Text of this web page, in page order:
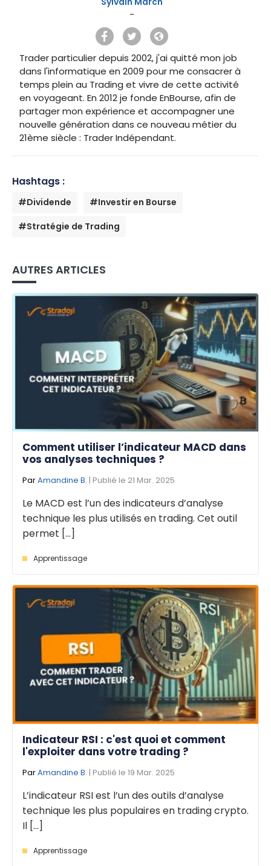
-
Trader particulier depuis 2002, j'ai quitté mon job
dans l'informatique en 2009 pour me consacrer à
temps plein au Trading et vivre de cette activité
en voyageant. En 2012 je fonde EnBourse, afin de
partager mon expérience et accompagner une
nouvelle génération dans ce nouveau métier du
21ème siècle : Trader Indépendant.
Hashtags :
#Dividende
#Investir en Bourse
#Stratégie de Trading
AUTRES ARTICLES
Comment utiliser l’indicateur MACD dans
vos analyses techniques ?
ParAmandine B. | Publié le 21 Mar. 2025
Le MACD est l’un des indicateurs d’analyse
technique les plus utilisés en trading. Cet outil
permet [...]
Apprentissage
Indicateur RSI : c'est quoi et comment
l'exploiter dans votre trading ?
ParAmandine B. | Publié le 19 Mar. 2025
L’indicateur RSI est l’un des outils d’analyse
technique les plus populaires en trading crypto.
Il [...]
Apprentissage